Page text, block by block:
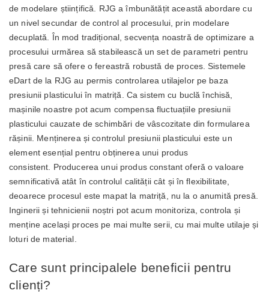
de modelare științifică. RJG a îmbunătățit această abordare cu
un nivel secundar de control al procesului, prin modelare
decuplată. În mod tradițional, secvența noastră de optimizare a
procesului urmărea să stabilească un set de parametri pentru
presă care să ofere o fereastră robustă de proces. Sistemele
eDart de la RJG au permis controlarea utilajelor pe baza
presiunii plasticului în matriță. Ca sistem cu buclă închisă,
mașinile noastre pot acum compensa fluctuațiile presiunii
plasticului cauzate de schimbări de vâscozitate din formularea
rășinii. Menținerea și controlul presiunii plasticului este un
element esențial pentru obținerea unui produs
consistent. Producerea unui produs constant oferă o valoare
semnificativă atât în controlul calității cât și în flexibilitate,
deoarece procesul este mapat la matriță, nu la o anumită presă.
Inginerii și tehnicienii noștri pot acum monitoriza, controla și
menține același proces pe mai multe serii, cu mai multe utilaje și
loturi de material.
Care sunt principalele beneficii pentru
clienți?